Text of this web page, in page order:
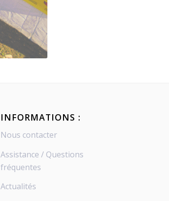
INFORMATIONS :
Nous contacter
Assistance / Questions
fréquentes
Actualités